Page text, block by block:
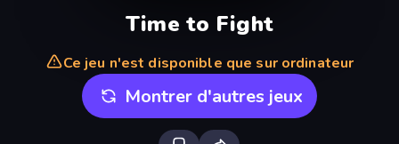
Time to Fight
Ce jeu n'est disponible que sur ordinateur
Montrer d'autres jeux